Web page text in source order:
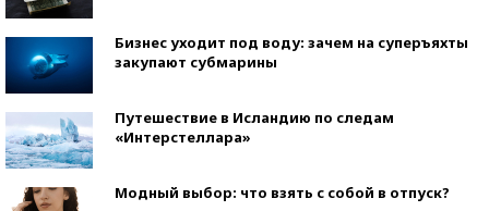
Бизнес уходит под воду: зачем на суперъяхты
закупают субмарины
Путешествие в Исландию по следам
«Интерстеллара»
Модный выбор: что взять с собой в отпуск?